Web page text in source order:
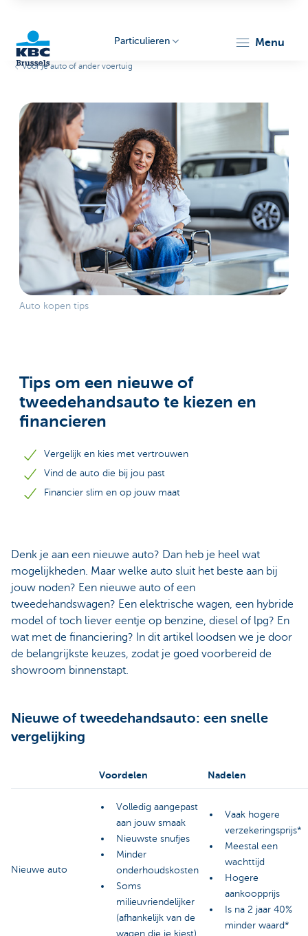
Brussels
Particulieren menu
Voor je auto of ander voertuig
Auto kopen tips
Tips om een nieuwe of
tweedehandsauto te kiezen en
financieren
Vergelijk en kies met vertrouwen
Vind de auto die bij jou past
Financier slim en op jouw maat
Denk je aan een nieuwe auto? Dan heb je heel wat
mogelijkheden. Maar welke auto sluit het beste aan bij
jouw noden? Een nieuwe auto of een
tweedehandswagen? Een elektrische wagen, een hybride
model of toch liever eentje op benzine, diesel of lpg? En
wat met de financiering? In dit artikel loodsen we je door
de belangrijkste keuzes, zodat je goed voorbereid de
showroom binnenstapt.
Nieuwe of tweedehandsauto: een snelle
vergelijking
Voordelen Nadelen
Nieuwe auto
Volledig aangepast
aan jouw smaak
Nieuwste snufjes
Minder
onderhoudskosten
Soms
milieuvriendelijker
(afhankelijk van de
wagen die je kiest)
Vaak hogere
verzekeringsprijs*
Meestal een
wachttijd
Hogere
aankoopprijs
Is na 2 jaar 40%
minder waard*